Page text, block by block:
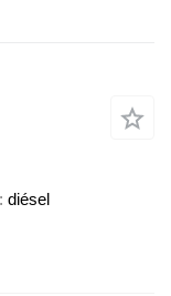
diésel